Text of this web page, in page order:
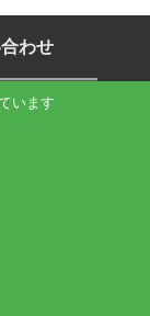
わせ
います